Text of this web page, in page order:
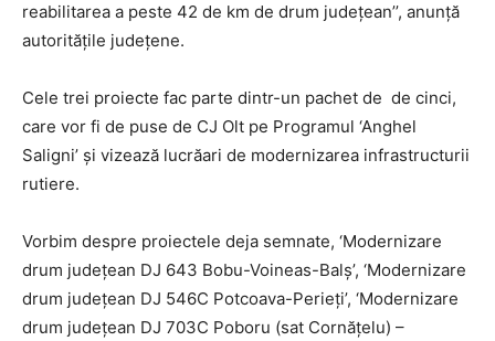
reabilitarea a peste 42 de km de drum județean’’, anunță
autoritățile județene.
Cele trei proiecte fac parte dintr-un pachet de de cinci,
care vor fi de puse de CJ Olt pe Programul ‘Anghel
Saligni’ și vizează lucrăari de modernizarea infrastructurii
rutiere.
Vorbim despre proiectele deja semnate, ‘Modernizare
drum judeţean DJ 643 Bobu-Voineas-Balş’, ‘Modernizare
drum judeţean DJ 546C Potcoava-Perieţi’, ‘Modernizare
drum judeţean DJ 703C Poboru (sat Cornăţelu) –